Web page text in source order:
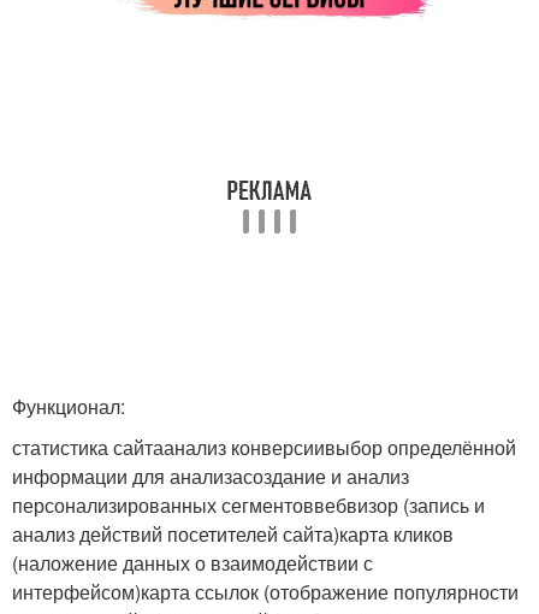
Функционал:
статистика сайтаанализ конверсиивыбор определённой
информации для анализасоздание и анализ
персонализированных сегментоввебвизор (запись и
анализ действий посетителей сайта)карта кликов
(наложение данных о взаимодействии с
интерфейсом)карта ссылок (отображение популярности